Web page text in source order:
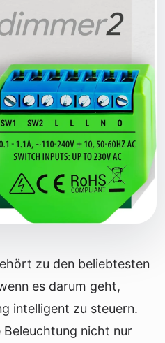
zu den beliebtesten
es darum geht,
intelligent zu steuern.
nicht nur